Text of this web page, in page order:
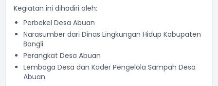
Kegiatan ini dihadiri oleh:
Perbekel Desa Abuan
Narasumber dari Dinas Lingkungan Hidup Kabupaten
Bangli
Perangkat Desa Abuan
Lembaga Desa dan Kader Pengelola Sampah Desa
Abuan